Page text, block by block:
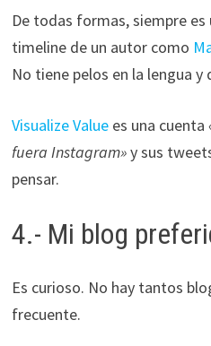
De todas formas, siempre es
timeline de un autor como
No tiene pelos en la lengua
Visualize Valuees una cuenta
fuera Instagram»y sus
pensar.
4.- Mi blog
Es curioso. No hay tantos
frecuente.